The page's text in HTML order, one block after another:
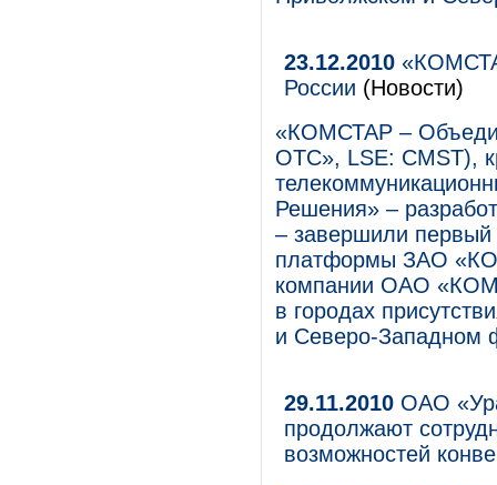
23.12.2010
России (Новости)
«КОМСТАР –
ОТС», LSE: CMST),
Решения» –
– завершили первый
платформы ЗАО
компании ОАО
в городах
и Северо-Западном
29.11.2010 ОАО
продолжают
возможностей